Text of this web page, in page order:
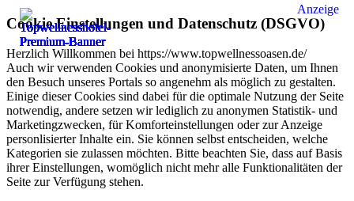
Cookie Einstellungen und Datenschutz (DSGVO)
Herzlich Willkommen bei https://www.topwellnessoasen.de/
Auch wir verwenden Cookies und anonymisierte Daten, um Ihnen
den Besuch unseres Portals so angenehm als möglich zu gestalten.
Einige dieser Cookies sind dabei für die optimale Nutzung der Seite
notwendig, andere setzen wir lediglich zu anonymen Statistik- und
Marketingzwecken, für Komforteinstellungen oder zur Anzeige
personlisierter Inhalte ein. Sie können selbst entscheiden, welche
Kategorien sie zulassen möchten. Bitte beachten Sie, dass auf Basis
ihrer Einstellungen, womöglich nicht mehr alle Funktionalitäten der
Seite zur Verfügung stehen.
Anzeige